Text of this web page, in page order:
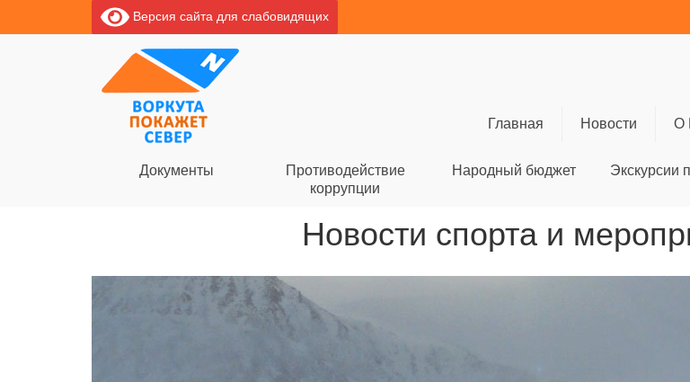
Версия сайта для слабовидящих
Главная Новости О
Документы
Противодействие
коррупции
Народный бюджет Экскурсии
Новости спорта и